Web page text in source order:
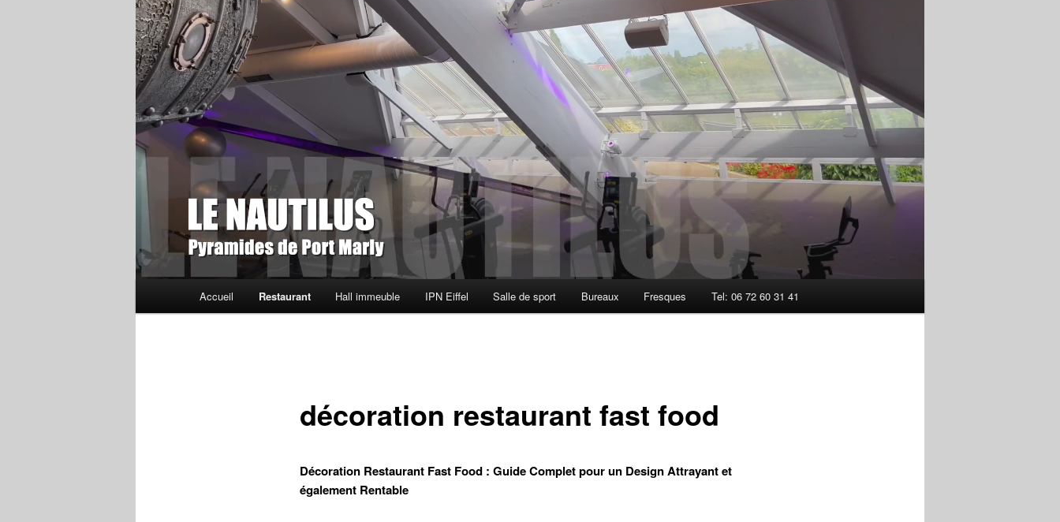
Accueil Restaurant Hall immeuble IPN Eiffel Salle de sport Bureaux Fresques Tel: 06 72 60 31 41
décoration restaurant fast food
Décoration Restaurant Fast Food : Guide Complet pour un Design Attrayant et
également Rentable